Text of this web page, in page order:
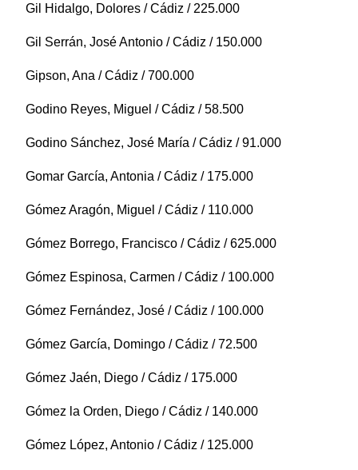
Gil Hidalgo, Dolores / Cádiz / 225.000
Gil Serrán, José Antonio / Cádiz / 150.000
Gipson, Ana / Cádiz / 700.000
Godino Reyes, Miguel / Cádiz / 58.500
Godino Sánchez, José María / Cádiz / 91.000
Gomar García, Antonia / Cádiz / 175.000
Gómez Aragón, Miguel / Cádiz / 110.000
Gómez Borrego, Francisco / Cádiz / 625.000
Gómez Espinosa, Carmen / Cádiz / 100.000
Gómez Fernández, José / Cádiz / 100.000
Gómez García, Domingo / Cádiz / 72.500
Gómez Jaén, Diego / Cádiz / 175.000
Gómez la Orden, Diego / Cádiz / 140.000
Gómez López, Antonio / Cádiz / 125.000